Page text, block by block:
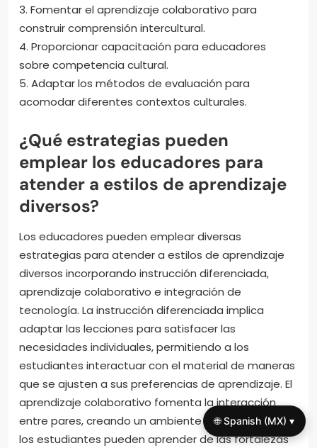
3. Fomentar el aprendizaje colaborativo para
construir comprensión intercultural.
4. Proporcionar capacitación para educadores
sobre competencia cultural.
5. Adaptar los métodos de evaluación para
acomodar diferentes contextos culturales.
¿Qué estrategias pueden
emplear los educadores para
atender a estilos de aprendizaje
diversos?
Los educadores pueden emplear diversas
estrategias para atender a estilos de aprendizaje
diversos incorporando instrucción diferenciada,
aprendizaje colaborativo e integración de
tecnología. La instrucción diferenciada implica
adaptar las lecciones para satisfacer las
necesidades individuales, permitiendo a los
estudiantes interactuar con el material de maneras
que se ajusten a sus preferencias de aprendizaje. El
aprendizaje colaborativo fomenta la interacción
entre pares, creando un ambiente de apoyo donde
los estudiantes pueden aprender de las fortalezas
🌐 Spanish (MX) ▾